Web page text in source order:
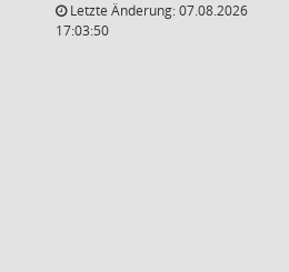
Letzte Änderung: 07.08.2026
17:03:50